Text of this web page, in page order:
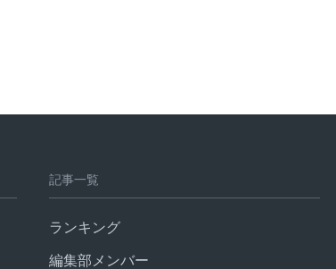
記事一覧
ランキング
編集部メンバー